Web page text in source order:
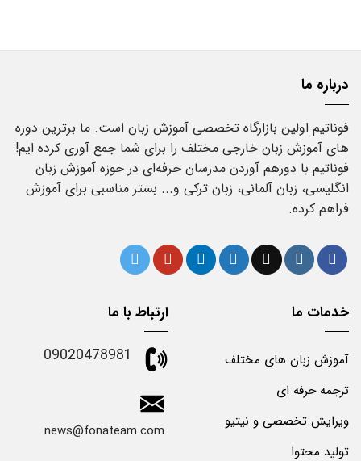
درباره ما
فوناتیم اولین بازارگاه تخصصی آموزش زبان است. ما برترین دوره
های آموزش زبان خارجی مختلف را برای شما جمع آوری کرده ایم!
فوناتیم با دورهم آوردن مدرسان حرفه‌ای در حوزه آموزش زبان
انگلیسی، زبان آلمانی، زبان ترکی و... بستر مناسبی برای آموزش
فراهم کرده.
خدمات ما
آموزش زبان های مختلف
ترجمه حرفه ای
ویرایش تخصصی و نیتیو
تولید محتوا
ارتباط با ما
09020478981
news@fonateam.com